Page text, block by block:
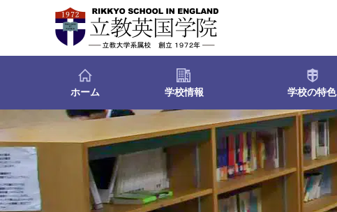
ホーム 学校情報 学校の特色